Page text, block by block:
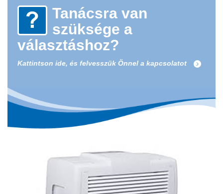
Tanácsra van
szüksége a
választáshoz?
Kattintson ide, és felvesszük Önnel a kapcsolatot